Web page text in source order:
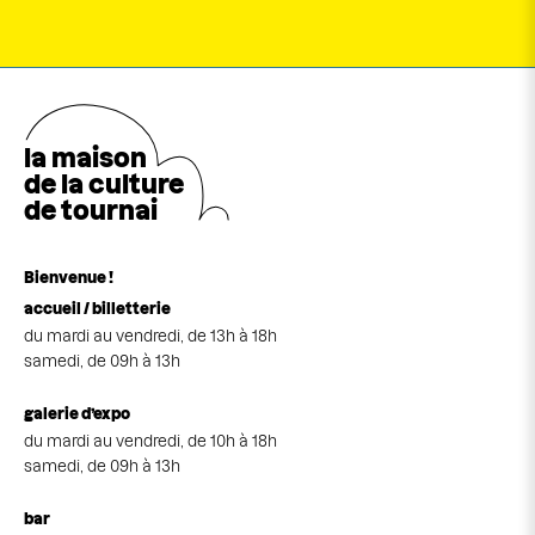
la maison
de la culture
de tournai
Bienvenue !
accueil / billetterie
du mardi au vendredi, de 13h à 18h
samedi, de 09h à 13h
galerie d’expo
du mardi au vendredi, de 10h à 18h
samedi, de 09h à 13h
bar